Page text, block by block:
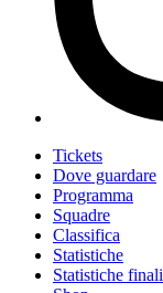
Tickets
Dove guardare
Programma
Squadre
Classifica
Statistiche
Statistiche finali